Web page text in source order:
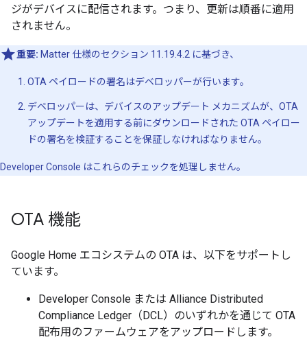
ジがデバイスに配信されます。つまり、更新は順番に適用
されません。
重要: Matter 仕様のセクション 11.19.4.2 に基づき、
OTA ペイロードの署名はデベロッパーが行います。
デベロッパーは、デバイスのアップデート メカニズムが、OTA
アップデートを適用する前にダウンロードされた OTA ペイロー
ドの署名を検証することを保証しなければなりません。
Developer Console はこれらのチェックを処理しません。
OTA 機能
Google Home エコシステムの OTA は、以下をサポートし
ています。
Developer Console または Alliance Distributed
Compliance Ledger（DCL）のいずれかを通じて OTA
配布用のファームウェアをアップロードします。